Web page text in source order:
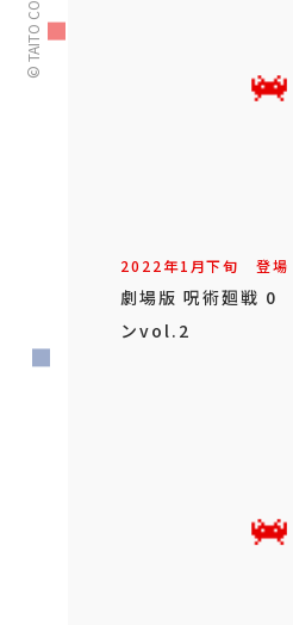
2022年1月下旬 登場
劇場版 呪術廻戦 0
ンvol.2